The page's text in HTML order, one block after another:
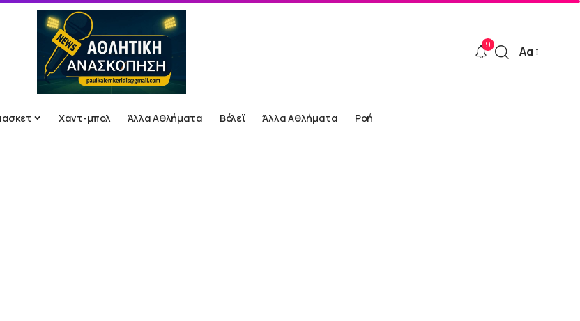
9
Font
Αα
Χαντ-μπολ Άλλα Αθλήματα Βόλεϊ Άλλα Αθλήματα Ροή